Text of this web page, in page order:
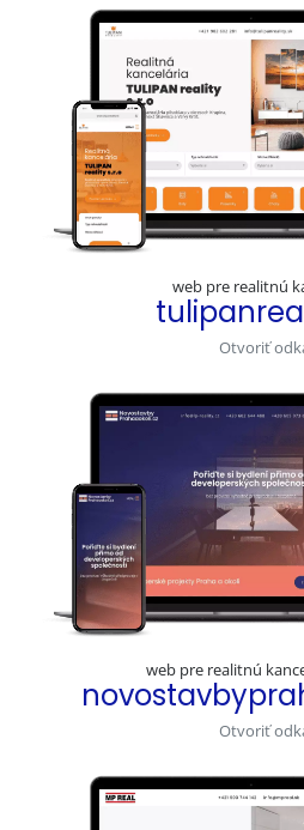
web pre realitnú
Otvoriť
web pre realitnú
Otvoriť